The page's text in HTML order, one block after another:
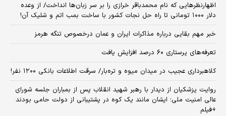
اظهارنظرهایی که نام محمدباقر خرازی را بر سر زبان‌ها انداخت/ از وعده
دلار ۱۰۰۰ تومانی تا راه حل نجات کشور با ساخت بمب اتم و شلیک آن!
خبر مهم بقایی درباره مذاکرات ایران و عمان درخصوص تنگه هرمز
تعرفه‌های پرستاری ۶۰ درصد افزایش یافت
کلاهبرداری عجیب در میدان میوه و تره‌بار/ سرقت اطلاعات بانکی ۱۲۰۰ نفر!
روایت پزشکیان از دیدار با رهبر شهید انقلاب پس از بمباران جلسه شورای
عالی امنیت ملی؛ ایشان مانند یک کوه در پشتیبانی از دولت حامی بودند
+فیلم